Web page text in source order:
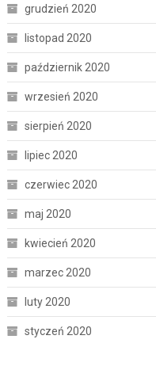
grudzień 2020
listopad 2020
październik 2020
wrzesień 2020
sierpień 2020
lipiec 2020
czerwiec 2020
maj 2020
kwiecień 2020
marzec 2020
luty 2020
styczeń 2020